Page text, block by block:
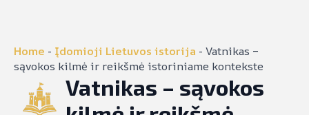
Home - Įdomioji Lietuvos istorija - Vatnikas –
sąvokos kilmė ir reikšmė istoriniame kontekste
Vatnikas – sąvokos